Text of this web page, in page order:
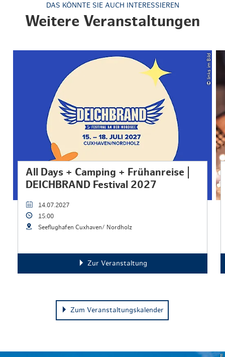
DAS KÖNNTE SIE AUCH INTERESSIEREN
Weitere Veranstaltungen
© links im Bild
All Days + Camping + Frühanreise |
DEICHBRAND Festival 2027
14.07.2027
15:00
Seeflughafen Cuxhaven/ Nordholz
Zur Veranstaltung
Zum Veranstaltungskalender